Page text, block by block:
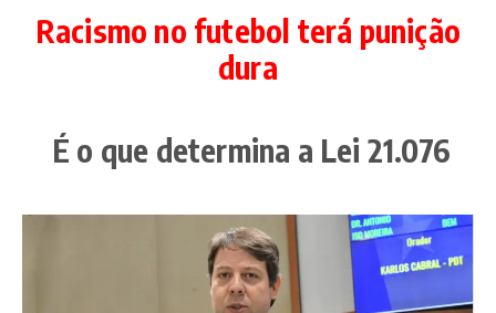
Racismo no futebol terá punição
dura
É o que determina a Lei 21.076